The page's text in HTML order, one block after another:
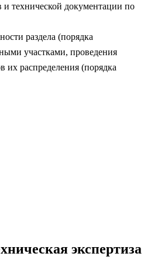
и технической документации по
раздела (порядка
участками, проведения
их распределения (порядка
экспертиза